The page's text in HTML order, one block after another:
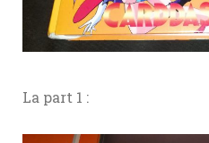
La part 1 :